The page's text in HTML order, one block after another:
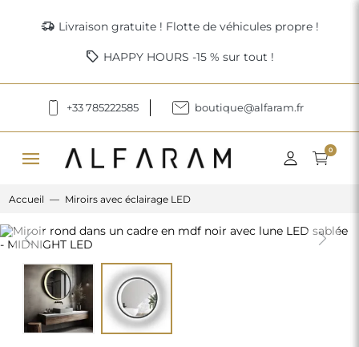
delivery_truck_speed Livraison gratuite ! Flotte de véhicules propre !
sell HAPPY HOURS -15 % sur tout !
+33 785222585 boutique@alfaram.fr
menu 0
Accueil Miroirs avec éclairage LED
Previous Next